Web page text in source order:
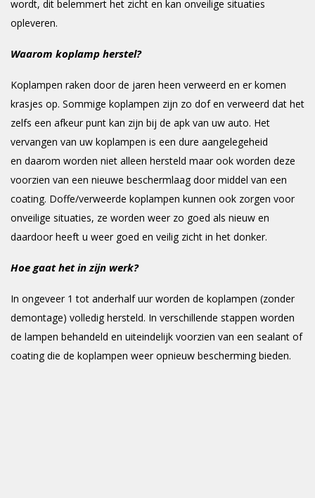
wordt, dit belemmert het zicht en kan onveilige situaties
opleveren.
Waarom koplamp herstel?
Koplampen raken door de jaren heen verweerd en er komen
krasjes op. Sommige koplampen zijn zo dof en verweerd dat het
zelfs een afkeur punt kan zijn bij de apk van uw auto. Het
vervangen van uw koplampen is een dure aangelegeheid
en daarom worden niet alleen hersteld maar ook worden deze
voorzien van een nieuwe beschermlaag door middel van een
coating. Doffe/verweerde koplampen kunnen ook zorgen voor
onveilige situaties, ze worden weer zo goed als nieuw en
daardoor heeft u weer goed en veilig zicht in het donker.
Hoe gaat het in zijn werk?
In ongeveer 1 tot anderhalf uur worden de koplampen (zonder
demontage) volledig hersteld. In verschillende stappen worden
de lampen behandeld en uiteindelijk voorzien van een sealant of
coating die de koplampen weer opnieuw bescherming bieden.